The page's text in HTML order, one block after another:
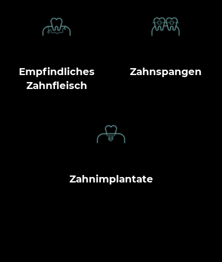
Empfindliches
Zahnfleisch
Zahnspangen
Zahnimplantate